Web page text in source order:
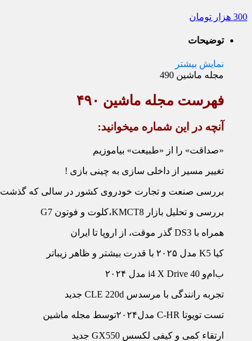
300 هزار تومان
توضیحات
نمایش بیشتر
مجله ماشین 490
فهرست مجله ماشین ۴۹۰
آنچه در این شماره می‏خوانید:
«صداقت» را از «طبیعت» بیاموزیم
تغییر مسیر از داخلی‏ سازی به چینی بازی !
بررسی صنعت و تجارت خودروی کشور در سالی که گذشت
بررسی و تحلیل بازار KMCT8،کلوت و فوتون G7
همراه با DS3 گذر موقت، از اروپا تا ایران
کیا K5 مدل ۲۰۲۵ با قدرت بیشتر و ظاهر زیباتر
ب‏‌ام‏‌و i4 X Drive 40 مدل ۲۰۲۴
تجربه رانندگی با مرسدس CLE 220d جدید
تست تویوتا C-HR مدل۲۰۲۴توسط مجله ماشین
ارتقاء کمی و کیفی لکسس GX550 جدید